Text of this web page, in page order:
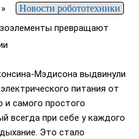
» Новости робототехники
превращают
Мэдисона выдвинули
питания от
и самого простого
всегда при себе у каждого
Это стало